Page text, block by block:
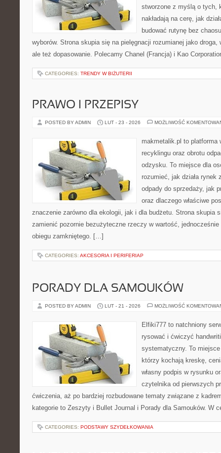
stworzone z myślą o tych,
nakładają na cerę, jak
budować rutynę bez
wyborów. Strona skupia się na pielęgnacji rozumianej jako
ale też dopasowanie. Polecamy Chanel (Francja) i Kao
CATEGORIES: TRENDY W BIŻUTERII
PRAWO I PRZEPISY
POSTED BY ADMIN LUT - 23 - 2026 MOŻLIWOŚĆ
makmetalik.pl to platforma
recyklingu oraz obrotu
odzysku. To miejsce dla
rozumieć, jak działa rynek
odpady do sprzedaży, jak
oraz dlaczego właściwe
znaczenie zarówno dla ekologii, jak i dla budżetu. Strona skupia
zamienić pozornie bezużyteczne rzeczy w wartość, jednocześnie
obiegu zamkniętego. […]
CATEGORIES: AKCESORIA I PERIFERIAP
PORADY DLA SAMOUKÓW
POSTED BY ADMIN LUT - 21 - 2026 MOŻLIWOŚĆ
Elfiki777 to natchniony
rysować i ćwiczyć
systematyczny. To
którzy kochają kreskę,
własny podpis w rysunku
czytelnika od pierwszych
ćwiczenia, aż po bardziej rozbudowane tematy związane z
kategorie to Zeszyty i Bullet Journal i Porady dla Samouków. W
CATEGORIES: PODSTAWY SZYDEŁKOWANIA